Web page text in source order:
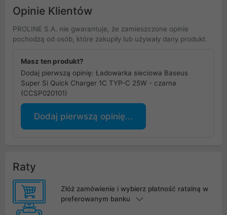
Opinie Klientów
PROLINE S.A. nie gwarantuje, że zamieszczone opinie
pochodzą od osób, które zakupiły lub używały dany produkt.
Masz ten produkt?
Dodaj pierwszą opinię: Ładowarka sieciowa Baseus
Super Si Quick Charger 1C TYP-C 25W - czarna
(CCSP020101)
Dodaj pierwszą opinię...
Raty
Złóż zamówienie i wybierz płatność ratalną w
preferowanym banku